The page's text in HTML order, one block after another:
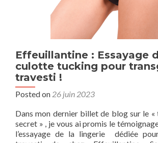
Effeuillantine : Essayage
culotte tucking pour
travesti !
Posted on 26 juin 2023
Dans mon dernier billet de blog sur le «
secret » , je vous ai promis le
l’essayage de la lingerie dédiée